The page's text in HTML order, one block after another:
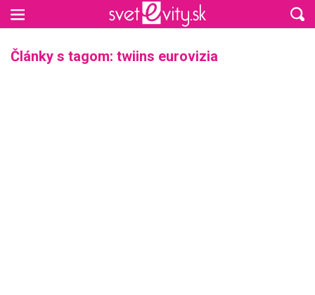
Články s tagom: twiins eurovizia